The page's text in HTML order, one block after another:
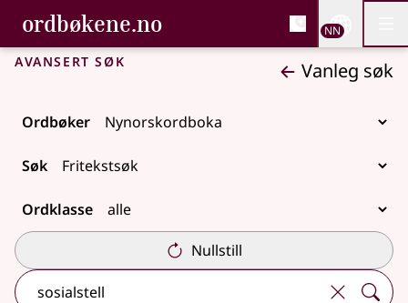
Gå til hovudinnhald
Tilgjenge
ordbøkene.no, Bokmålsordboka og
Bokmålsordboka og Nynorskordboka
NN
Avansert søk Vanleg søk
Ordbøker
Søk
Ordklasse
Nullstill